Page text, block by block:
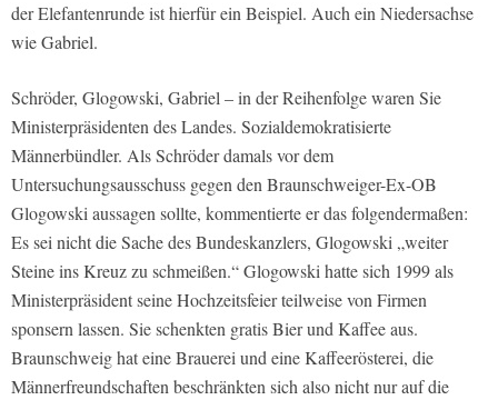
der Elefantenrunde ist hierfür ein Beispiel. Auch ein Niedersachse
wie Gabriel.
Schröder, Glogowski, Gabriel – in der Reihenfolge waren Sie
Ministerpräsidenten des Landes. Sozialdemokratisierte
Männerbündler. Als Schröder damals vor dem
Untersuchungsausschuss gegen den Braunschweiger-Ex-OB
Glogowski aussagen sollte, kommentierte er das folgendermaßen:
Es sei nicht die Sache des Bundeskanzlers, Glogowski „weiter
Steine ins Kreuz zu schmeißen.“ Glogowski hatte sich 1999 als
Ministerpräsident seine Hochzeitsfeier teilweise von Firmen
sponsern lassen. Sie schenkten gratis Bier und Kaffee aus.
Braunschweig hat eine Brauerei und eine Kaffeerösterei, die
Männerfreundschaften beschränkten sich also nicht nur auf die